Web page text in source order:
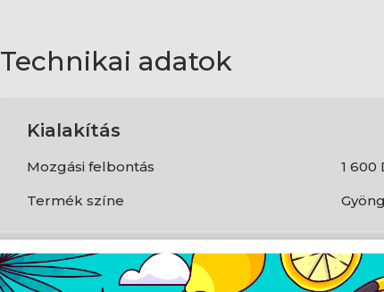
Technikai adatok
Kialakítás
Mozgási felbontás
1 600
Termék színe
Tömeg és méretek